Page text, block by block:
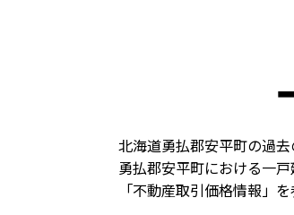
北海道勇払郡安平町の過
勇払郡安平町における一
「不動産取引価格情報」